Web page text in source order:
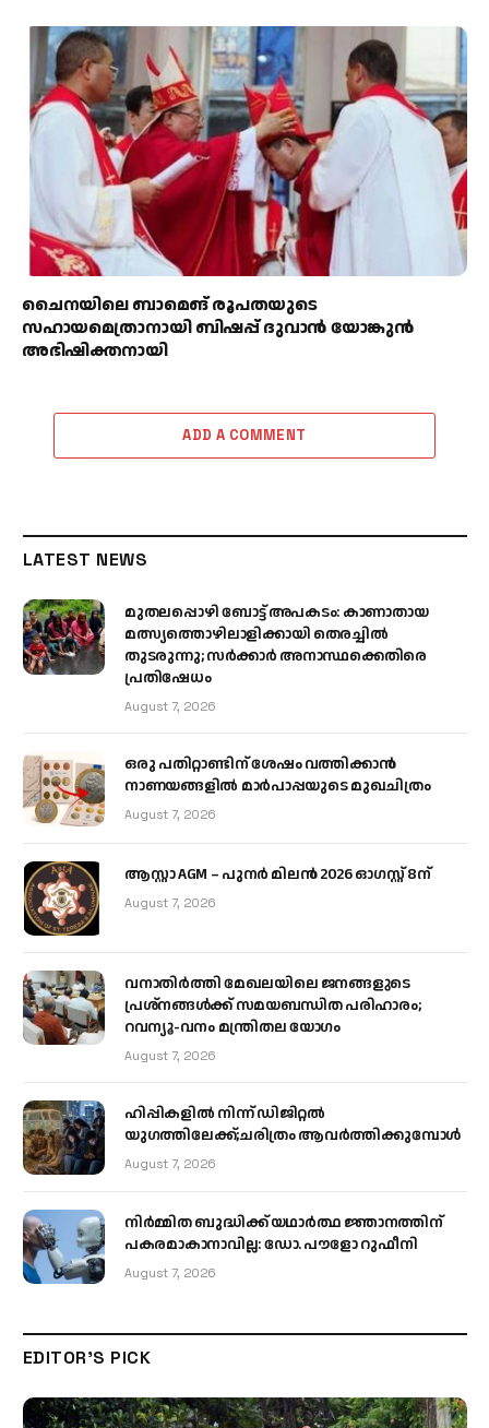
ചൈനയിലെ ബാമെങ് രൂപതയുടെ
സഹായമെത്രാനായി ബിഷപ്പ് ദുവാൻ യോങ്കുൻ
അഭിഷിക്തനായി
ADD A COMMENT
LATEST NEWS
മുതലപ്പൊഴി ബോട്ട് അപകടം: കാണാതായ
മത്സ്യത്തൊഴിലാളിക്കായി തെരച്ചിൽ
തുടരുന്നു; സർക്കാർ അനാസ്ഥക്കെതിരെ
പ്രതിഷേധം
August 7, 2026
ഒരു പതിറ്റാണ്ടിന് ശേഷം വത്തിക്കാൻ
നാണയങ്ങളിൽ മാർപാപ്പയുടെ മുഖചിത്രം
August 7, 2026
ആസ്റ്റാ AGM – പുനർ മിലൻ 2026 ഓഗസ്റ്റ് 8ന്
August 7, 2026
വനാതിർത്തി മേഖലയിലെ ജനങ്ങളുടെ
പ്രശ്നങ്ങൾക്ക് സമയബന്ധിത പരിഹാരം;
റവന്യൂ-വനം മന്ത്രിതല യോഗം
August 7, 2026
ഹിപ്പികളില്‍ നിന്ന് ഡിജിറ്റല്‍
യുഗത്തിലേക്ക്;ചരിത്രം ആവര്‍ത്തിക്കുമ്പോള്‍
August 7, 2026
നിർമ്മിത ബുദ്ധിക്ക് യഥാർത്ഥ ജ്ഞാനത്തിന്
പകരമാകാനാവില്ല: ഡോ. പൗളോ റുഫീനി
August 7, 2026
EDITOR'S PICK